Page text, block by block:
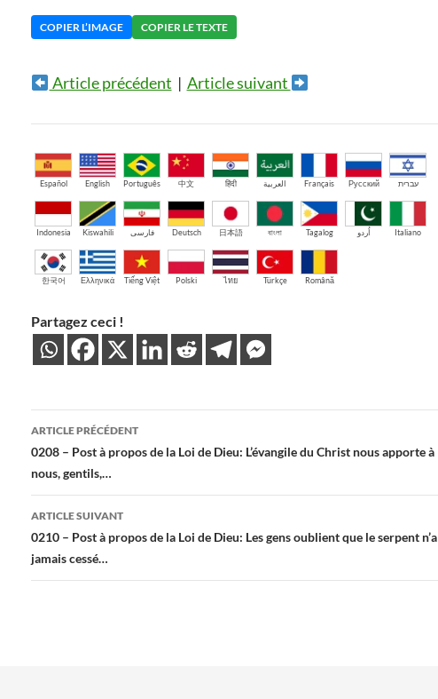
COPIER L’IMAGE COPIER LE TEXTE
Article précédent | Article suivant
Español English Português 中文 हिंदी العربية Français Русский עברית
Indonesia Kiswahili فارسی Deutsch 日本語 বাংলা Tagalog اُردو Italiano
한국어 Ελληνικά Tiếng Việt Polski ไทย Türkçe Română
Partagez ceci !
Navigation
des
articles
ARTICLE PRÉCÉDENT
0208 – Post à propos de la Loi de Dieu: L’évangile du Christ nous apporte à
nous, gentils,…
ARTICLE SUIVANT
0210 – Post à propos de la Loi de Dieu: Les gens oublient que le serpent n’a
jamais cessé…